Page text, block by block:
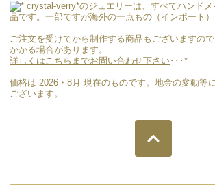
crystal-verry*のジュエリーは、すべてハンド
品です。一部ですが海外の一点もの（インポート）
ご注文を受けてから制作する商品もございますの
かかる場合があります。
詳しくはこちらまでお問い合わせ下さい･･･*
価格は 2026・8月 現在のものです。地金の変動等
ございます。